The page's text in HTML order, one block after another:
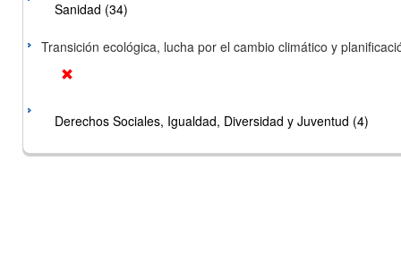
Sanidad (34)
Transición ecológica, lucha por el cambio climático y
Derechos Sociales, Igualdad, Diversidad y Juventud (4)